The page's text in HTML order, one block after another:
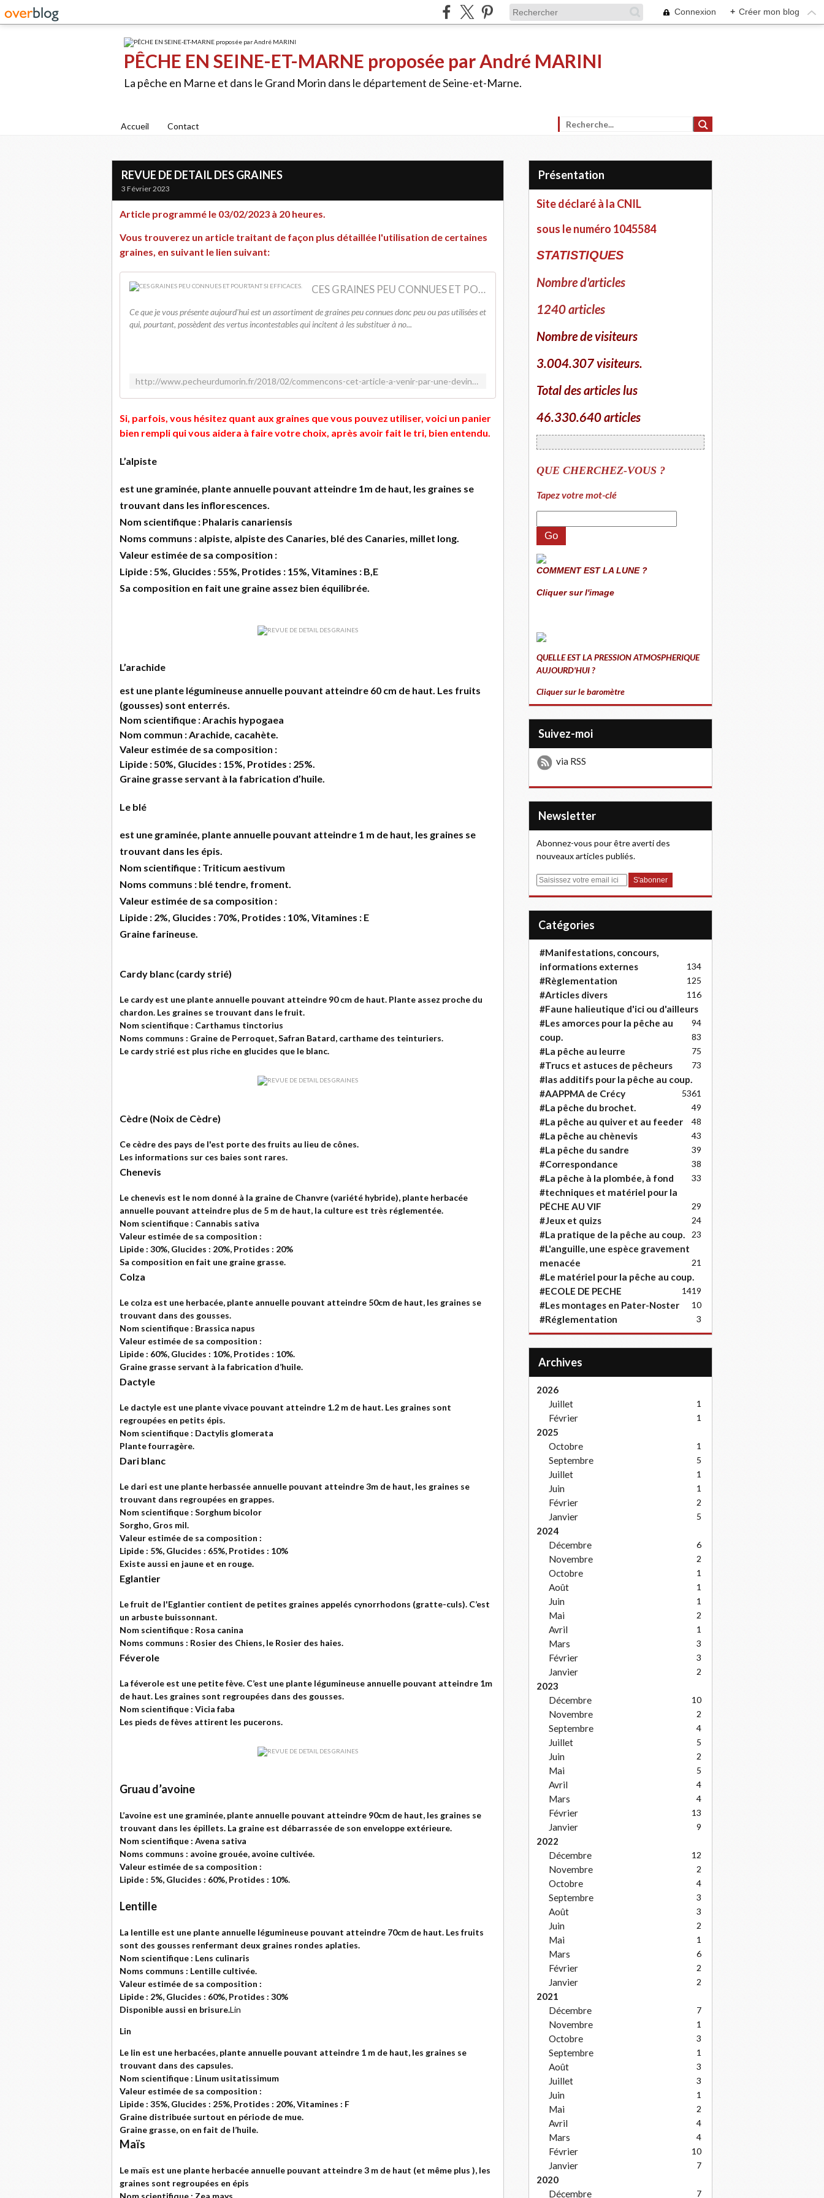
Connexion + Créer mon blog
PÊCHE EN SEINE-ET-MARNE proposée par André MARINI
La pêche en Marne et dans le Grand Morin dans le département de Seine-et-Marne.
Accueil Contact
REVUE DE DETAIL DES GRAINES
3 Février 2023
Article programmé le 03/02/2023 à 20 heures.
Vous trouverez un article traitant de façon plus détaillée l'utilisation de certaines
graines, en suivant le lien suivant:
CES GRAINES PEU CONNUES ET POURTANT SI EFFICACES.
Ce que je vous présente aujourd'hui est un assortiment de graines peu connues donc peu ou pas utilisées et
qui, pourtant, possèdent des vertus incontestables qui incitent à les substituer à no...
http://www.pecheurdumorin.fr/2018/02/commencons-cet-article-a-venir-par-une-devinette.html
Si, parfois, vous hésitez quant aux graines que vous pouvez utiliser, voici un panier
bien rempli qui vous aidera à faire votre choix, après avoir fait le tri, bien entendu.
L’alpiste
est une graminée, plante annuelle pouvant atteindre 1m de haut, les graines se
trouvant dans les inflorescences.
Nom scientifique : Phalaris canariensis
Noms communs : alpiste, alpiste des Canaries, blé des Canaries, millet long.
Valeur estimée de sa composition :
Lipide : 5%, Glucides : 55%, Protides : 15%, Vitamines : B,E
Sa composition en fait une graine assez bien équilibrée.
L’arachide
est une plante légumineuse annuelle pouvant atteindre 60 cm de haut. Les fruits
(gousses) sont enterrés.
Nom scientifique : Arachis hypogaea
Nom commun : Arachide, cacahète.
Valeur estimée de sa composition :
Lipide : 50%, Glucides : 15%, Protides : 25%.
Graine grasse servant à la fabrication d’huile.
Le blé
est une graminée, plante annuelle pouvant atteindre 1 m de haut, les graines se
trouvant dans les épis.
Nom scientifique : Triticum aestivum
Noms communs : blé tendre, froment.
Valeur estimée de sa composition :
Lipide : 2%, Glucides : 70%, Protides : 10%, Vitamines : E
Graine farineuse.
Cardy blanc (cardy strié)
Le cardy est une plante annuelle pouvant atteindre 90 cm de haut. Plante assez proche du
chardon. Les graines se trouvant dans le fruit.
Nom scientifique : Carthamus tinctorius
Noms communs : Graine de Perroquet, Safran Batard, carthame des teinturiers.
Le cardy strié est plus riche en glucides que le blanc.
Cèdre (Noix de Cèdre)
Ce cèdre des pays de l'est porte des fruits au lieu de cônes.
Les informations sur ces baies sont rares.
Chenevis
Le chenevis est le nom donné à la graine de Chanvre (variété hybride), plante herbacée
annuelle pouvant atteindre plus de 5 m de haut, la culture est très réglementée.
Nom scientifique : Cannabis sativa
Valeur estimée de sa composition :
Lipide : 30%, Glucides : 20%, Protides : 20%
Sa composition en fait une graine grasse.
Colza
Le colza est une herbacée, plante annuelle pouvant atteindre 50cm de haut, les graines se
trouvant dans des gousses.
Nom scientifique : Brassica napus
Valeur estimée de sa composition :
Lipide : 60%, Glucides : 10%, Protides : 10%.
Graine grasse servant à la fabrication d’huile.
Dactyle
Le dactyle est une plante vivace pouvant atteindre 1.2 m de haut. Les graines sont
regroupées en petits épis.
Nom scientifique : Dactylis glomerata
Plante fourragère.
Dari blanc
Le dari est une plante herbassée annuelle pouvant atteindre 3m de haut, les graines se
trouvant dans regroupées en grappes.
Nom scientifique : Sorghum bicolor
Sorgho, Gros mil.
Valeur estimée de sa composition :
Lipide : 5%, Glucides : 65%, Protides : 10%
Existe aussi en jaune et en rouge.
Eglantier
Le fruit de l'Eglantier contient de petites graines appelés cynorrhodons (gratte-culs). C’est
un arbuste buissonnant.
Nom scientifique : Rosa canina
Noms communs : Rosier des Chiens, le Rosier des haies.
Féverole
La féverole est une petite fève. C’est une plante légumineuse annuelle pouvant atteindre 1m
de haut. Les graines sont regroupées dans des gousses.
Nom scientifique : Vicia faba
Les pieds de fèves attirent les pucerons.
Gruau d’avoine
L’avoine est une graminée, plante annuelle pouvant atteindre 90cm de haut, les graines se
trouvant dans les épillets. La graine est débarrassée de son enveloppe extérieure.
Nom scientifique : Avena sativa
Noms communs : avoine grouée, avoine cultivée.
Valeur estimée de sa composition :
Lipide : 5%, Glucides : 60%, Protides : 10%.
Lentille
La lentille est une plante annuelle légumineuse pouvant atteindre 70cm de haut. Les fruits
sont des gousses renfermant deux graines rondes aplaties.
Nom scientifique : Lens culinaris
Noms communs : Lentille cultivée.
Valeur estimée de sa composition :
Lipide : 2%, Glucides : 60%, Protides : 30%
Disponible aussi en brisure.Lin
Lin
Le lin est une herbacées, plante annuelle pouvant atteindre 1 m de haut, les graines se
trouvant dans des capsules.
Nom scientifique : Linum usitatissimum
Valeur estimée de sa composition :
Lipide : 35%, Glucides : 25%, Protides : 20%, Vitamines : F
Graine distribuée surtout en période de mue.
Graine grasse, on en fait de l’huile.
Maïs
Le maïs est une plante herbacée annuelle pouvant atteindre 3 m de haut (et même plus ), les
graines sont regroupées en épis
Nom scientifique : Zea mays
Présentation
Site déclaré à la CNIL
sous le numéro 1045584
STATISTIQUES
Nombre d'articles
1240 articles
Nombre de visiteurs
3.004.307 visiteurs.
Total des articles lus
46.330.640 articles
QUE CHERCHEZ-VOUS ?
Tapez votre mot-clé
COMMENT EST LA LUNE ?
Cliquer sur l'image
QUELLE EST LA PRESSION ATMOSPHERIQUE
AUJOURD'HUI ?
Cliquer sur le baromètre
Suivez-moi
via RSS
Newsletter
Abonnez-vous pour être averti des
nouveaux articles publiés.
E
Catégories
#Manifestations, concours,
informations externes
134
#Règlementation 125
#Articles divers 116
#Faune halieutique d'ici ou d'ailleurs
94
#Les amorces pour la pêche au
coup.
83
#La pêche au leurre 75
#Trucs et astuces de pêcheurs 73
#las additifs pour la pêche au coup.
61
#AAPPMA de Crécy 53
#La pêche du brochet. 49
#La pêche au quiver et au feeder 48
#La pêche au chènevis 43
#La pêche du sandre 39
#Correspondance 38
#La pêche à la plombée, à fond 33
#techniques et matériel pour la
PËCHE AU VIF
29
#Jeux et quizs 24
#La pratique de la pêche au coup. 23
#L'anguille, une espèce gravement
menacée
21
#Le matériel pour la pêche au coup.
19
#ECOLE DE PECHE 14
#Les montages en Pater-Noster 10
#Réglementation 3
Archives
2026
Juillet
1
Février 1
2025
Octobre
1
Septembre 5
Juillet 1
Juin 1
Février 2
Janvier 5
2024
Décembre
6
Novembre 2
Octobre 1
Août 1
Juin 1
Mai 2
Avril 1
Mars 3
Février 3
Janvier 2
2023
Décembre
10
Novembre 2
Septembre 4
Juillet 5
Juin 2
Mai 5
Avril 4
Mars 4
Février 13
Janvier 9
2022
Décembre
12
Novembre 2
Octobre 4
Septembre 3
Août 3
Juin 2
Mai 1
Mars 6
Février 2
Janvier 2
2021
Décembre
7
Novembre 1
Octobre 3
Septembre 1
Août 3
Juillet 3
Juin 1
Mai 2
Avril 4
Mars 4
Février 10
Janvier 7
2020
Décembre
7